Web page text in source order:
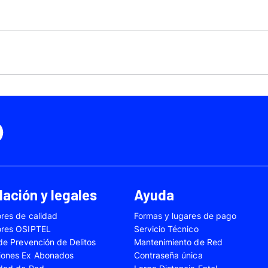
40 Neo
Fusión
Motorola Moto
Ed. Esp. Motorola Moto G20 Motorola Moto G200
Power Motorola Moto G31 Motorola Moto G35
Oppo Reno 6 Lite
Samsung Galaxy A03 Samsung Galaxy
Samsung Galaxy A05 Samsung Galaxy
Samsung Galaxy A14 Samsung Galaxy A15
y legales
de calidad
OSIPTEL
Prevención de Delitos
Ex Abonados
Ayuda
Formas y lugares de pago
Servicio Técnico
Mantenimiento de Red
Contraseña única